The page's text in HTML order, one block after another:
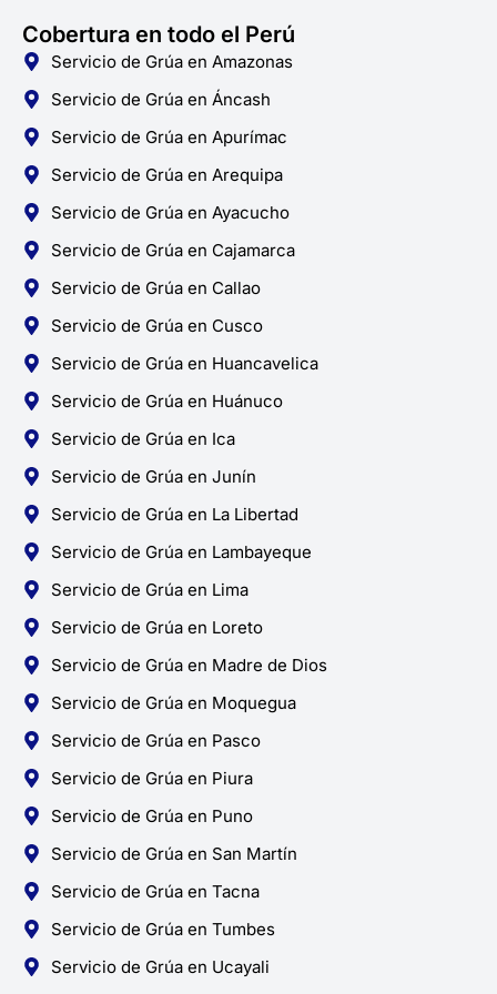
Cobertura en todo el Perú
Servicio de Grúa en Amazonas
Servicio de Grúa en Áncash
Servicio de Grúa en Apurímac
Servicio de Grúa en Arequipa
Servicio de Grúa en Ayacucho
Servicio de Grúa en Cajamarca
Servicio de Grúa en Callao
Servicio de Grúa en Cusco
Servicio de Grúa en Huancavelica
Servicio de Grúa en Huánuco
Servicio de Grúa en Ica
Servicio de Grúa en Junín
Servicio de Grúa en La Libertad
Servicio de Grúa en Lambayeque
Servicio de Grúa en Lima
Servicio de Grúa en Loreto
Servicio de Grúa en Madre de Dios
Servicio de Grúa en Moquegua
Servicio de Grúa en Pasco
Servicio de Grúa en Piura
Servicio de Grúa en Puno
Servicio de Grúa en San Martín
Servicio de Grúa en Tacna
Servicio de Grúa en Tumbes
Servicio de Grúa en Ucayali